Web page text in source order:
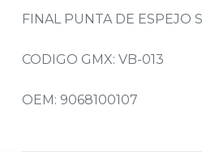
FINAL PUNTA DE ESPEJO
CODIGO GMX: VB-013
OEM: 9068100107